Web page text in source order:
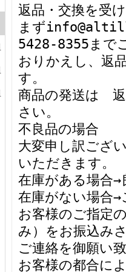
返品・交換を受
まず
5428-8355まで
おりかえし、返
す。
商品の発送は 返
さい。
不良品の場合
大変申し訳ござ
いただきます。
在庫がある場合
在庫がない場合
お客様のご指定
み）をお振込み
ご連絡を御願い
お客様の都合に